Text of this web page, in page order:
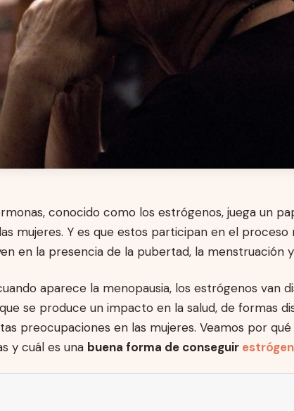
conocido como los estrógenos, juega un
mujeres. Y es que estos participan en el
en la presencia de la pubertad, la menstruación
aparece la menopausia, los estrógenos van
se produce un impacto en la salud, de formas
preocupaciones en las mujeres. Veamos por
y cuál es una buena forma de conseguir